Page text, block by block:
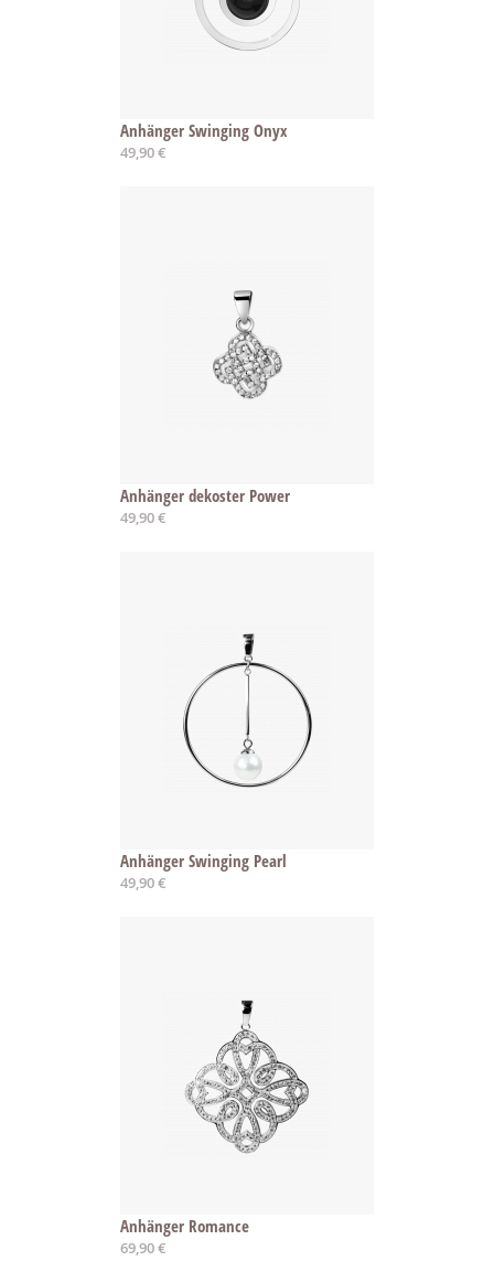
Anhänger Swinging Onyx
49,90 €
Anhänger dekoster Power
49,90 €
Anhänger Swinging Pearl
49,90 €
Anhänger Romance
69,90 €